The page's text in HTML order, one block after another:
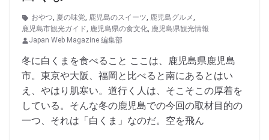
おやつ, 夏の味覚, 鹿児島のスイーツ, 鹿児島グルメ,
鹿児島市観光ガイド, 鹿児島県の食文化, 鹿児島県観光情報
Japan Web Magazine 編集部
冬に白くまを食べること ここは、鹿児島県鹿児島
市。東京や大阪、福岡と比べると南にあるとはい
え、やはり肌寒い。道行く人は、そこそこの厚着を
している。そんな冬の鹿児島での今回の取材目的の
一つ、それは「白くま」なのだ。空を飛ん